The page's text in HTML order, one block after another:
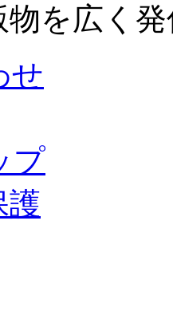
を広く
せ
プ
護